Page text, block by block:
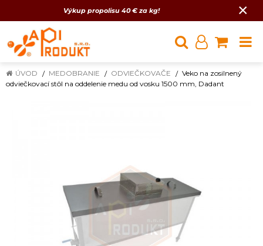
Výkup propolisu 40 € za kg! ×
ÚVOD MEDOBRANIE ODVIEČKOVAČE
Veko na zosilnený
odviečkovací stôl na oddelenie medu od vosku 1500 mm, Dadant